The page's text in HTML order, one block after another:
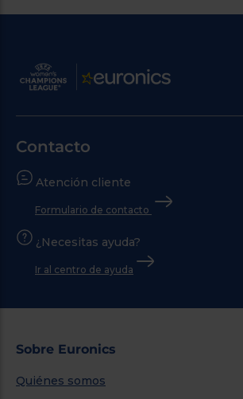
Contacto
Atención cliente
Formulario de contacto
¿Necesitas ayuda?
Ir al centro de ayuda
Sobre Euronics
Quiénes somos